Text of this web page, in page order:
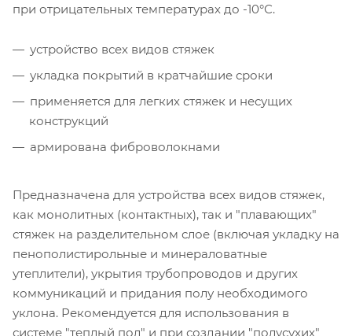
при отрицательных температурах до -10°С.
устройство всех видов стяжек
укладка покрытий в кратчайшие сроки
применяется для легких стяжек и несущих
конструкций
армирована фиброволокнами
Предназначена для устройства всех видов стяжек,
как монолитных (контактных), так и "плавающих"
стяжек на разделительном слое (включая укладку на
пенополистирольные и минераловатные
утеплители), укрытия трубопроводов и других
коммуникаций и придания полу необходимого
уклона. Рекомендуется для использования в
системе "теплый пол" и при создании "полусухих"